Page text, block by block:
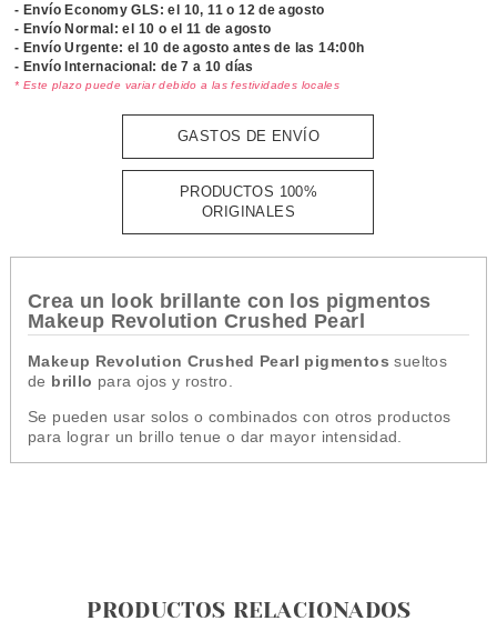
- Envío Economy GLS: el 10, 11 o 12 de agosto
- Envío Normal: el 10 o el 11 de agosto
- Envío Urgente: el10 de agosto antes de las 14:00h
- Envío Internacional: de 7 a 10 días
* Este plazo puede variar debido a las festividades locales
GASTOS DE ENVÍO
PRODUCTOS 100%
ORIGINALES
Crea un look brillante con los pigmentos
Makeup Revolution Crushed Pearl
Makeup Revolution Crushed Pearl pigmentos sueltos
de brillo para ojos y rostro.
Se pueden usar solos o combinados con otros productos
para lograr un brillo tenue o dar mayor intensidad.
PRODUCTOS RELACIONADOS